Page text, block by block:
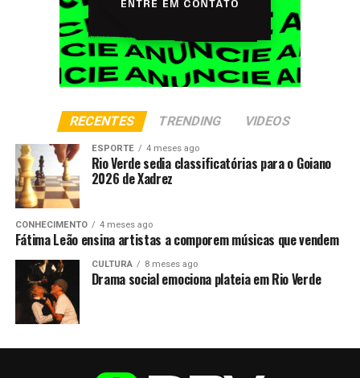
RECENTES TRENDING VIDEOS
ESPORTE 4 meses ago
Rio Verde sedia classificatórias para o Goiano
2026 de Xadrez
CONHECIMENTO 4 meses ago
Fátima Leão ensina artistas a comporem músicas que vendem
CULTURA 8 meses ago
Drama social emociona plateia em Rio Verde